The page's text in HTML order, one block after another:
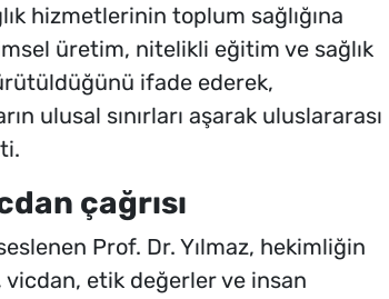
hizmetlerinin toplum sağlığına
üretim, nitelikli eğitim ve sağlık
ifade ederek,
ulusal sınırları aşarak uluslararası
çağrısı
Prof. Dr. Yılmaz, hekimliğin
etik değerler ve insan